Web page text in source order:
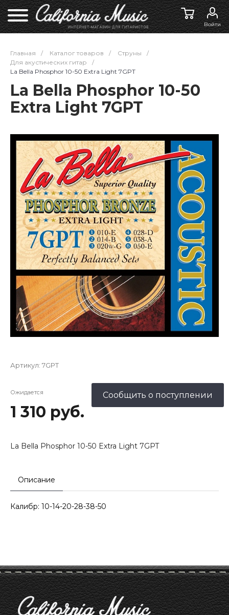
Войти
Главная / Каталог товаров / Струны
/
Для акустических гитар
/
La Bella Phosphor 10-50 Extra Light 7GPT
La Bella Phosphor 10-50
Extra Light 7GPT
Артикул: 7GPT
Ожидается
1 310 руб.
Сообщить о поступлении
La Bella Phosphor 10-50 Extra Light 7GPT
Описание
Калибр: 10-14-20-28-38-50